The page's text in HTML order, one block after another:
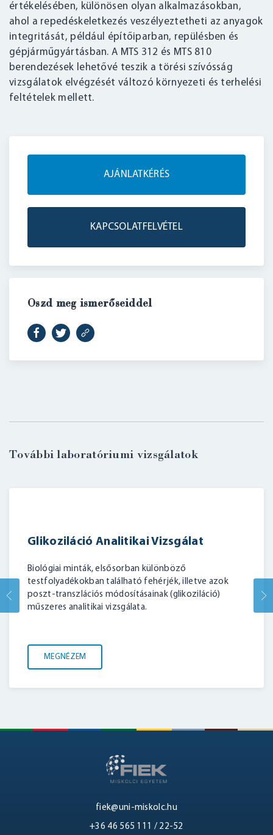
értékelésében, különösen olyan alkalmazásokban,
ahol a repedéskeletkezés veszélyeztetheti az anyagok
integritását, például építőiparban, repülésben és
gépjárműgyártásban. A MTS 312 és MTS 810
berendezések lehetővé teszik a törési szívósság
vizsgálatok elvégzését változó környezeti és terhelési
feltételek mellett.
AJÁNLATKÉRÉS
KAPCSOLATFELVÉTEL
Oszd meg ismerőseiddel
További laboratóriumi vizsgálatok
Glikoziláció Analitikai Vizsgálat
Biológiai minták, elsősorban különböző
testfolyadékokban található fehérjék, illetve azok
poszt-transzlációs módosításainak (glikoziláció)
műszeres analitikai vizsgálata.
MEGNÉZEM
fiek@uni-miskolc.hu
+36 46 565 111 / 22-52